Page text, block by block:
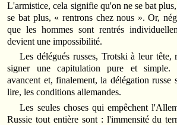
L'armistice, cela signifie qu'on ne se bat
se bat plus, « rentrons chez nous ». Or,
que les hommes sont rentrés
devient une impossibilité.
Les délégués russes, Trotski à leur tête,
signer une capitulation pure et simple.
avancent et, finalement, la délégation russe
lire, les conditions allemandes.
Les seules choses qui empêchent
Russie tout entière sont : l'immensité du